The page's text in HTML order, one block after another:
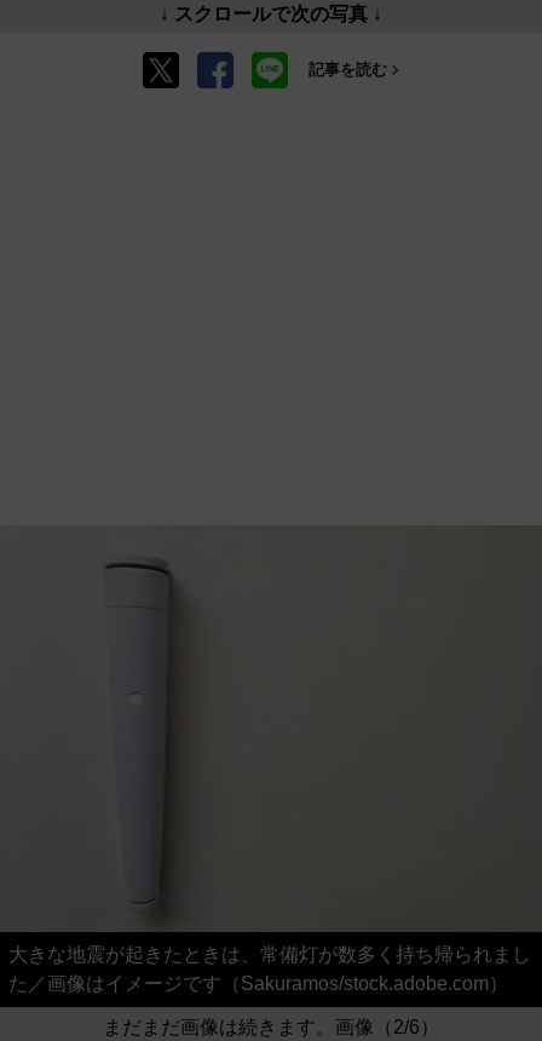
↓ スクロールで次の写真 ↓
記事を読む
大きな地震が起きたときは、常備灯が数多く持ち帰られまし
た／画像はイメージです（Sakuramos/stock.adobe.com）
まだまだ画像は続きます。画像（2/6）